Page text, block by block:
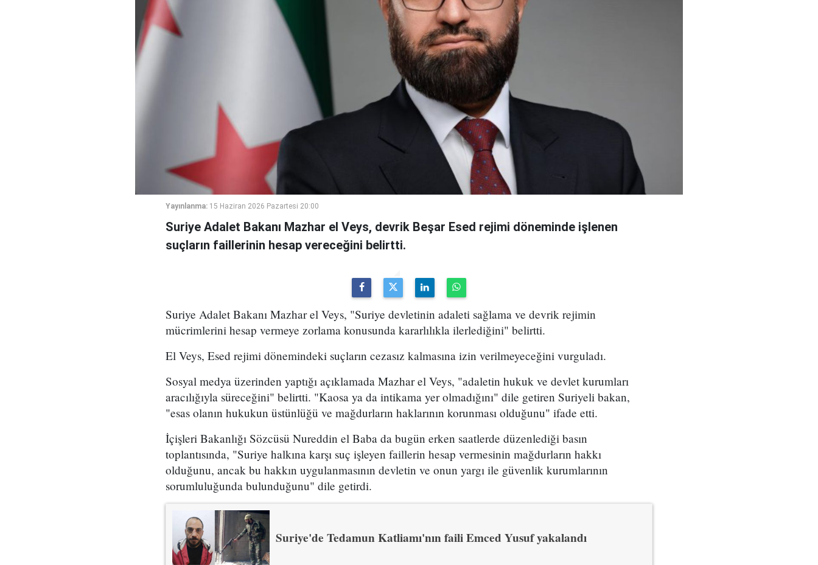
Yayınlanma: 15 Haziran 2026 Pazartesi 20:00
Suriye Adalet Bakanı Mazhar el Veys, devrik Beşar Esed rejimi döneminde işlenen
suçların faillerinin hesap vereceğini belirtti.
Suriye Adalet Bakanı Mazhar el Veys, "Suriye devletinin adaleti sağlama ve devrik rejimin
mücrimlerini hesap vermeye zorlama konusunda kararlılıkla ilerlediğini" belirtti.
El Veys, Esed rejimi dönemindeki suçların cezasız kalmasına izin verilmeyeceğini vurguladı.
Sosyal medya üzerinden yaptığı açıklamada Mazhar el Veys, "adaletin hukuk ve devlet kurumları
aracılığıyla süreceğini" belirtti. "Kaosa ya da intikama yer olmadığını" dile getiren Suriyeli bakan,
"esas olanın hukukun üstünlüğü ve mağdurların haklarının korunması olduğunu" ifade etti.
İçişleri Bakanlığı Sözcüsü Nureddin el Baba da bugün erken saatlerde düzenlediği basın
toplantısında, "Suriye halkına karşı suç işleyen faillerin hesap vermesinin mağdurların hakkı
olduğunu, ancak bu hakkın uygulanmasının devletin ve onun yargı ile güvenlik kurumlarının
sorumluluğunda bulunduğunu" dile getirdi.
Suriye'de Tedamun Katliamı'nın faili Emced Yusuf yakalandı